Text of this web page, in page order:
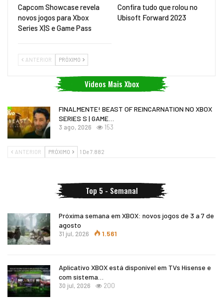
Capcom Showcase revela
novos jogos para Xbox
Series X|S e Game Pass
Confira tudo que rolou no
Ubisoft Forward 2023
ANTERIOR PRÓXIMO
Videos Mais Xbox
FINALMENTE! BEAST OF REINCARNATION NO XBOX
SERIES S | GAME…
3 ago, 2026 153
ANTERIOR PRÓXIMO 1 De 7.882
Top 5 - Semanal
Próxima semana em XBOX: novos jogos de 3 a 7 de
agosto
31 jul, 2026 1.561
Aplicativo XBOX está disponível em TVs Hisense e
com sistema…
30 jul, 2026 200